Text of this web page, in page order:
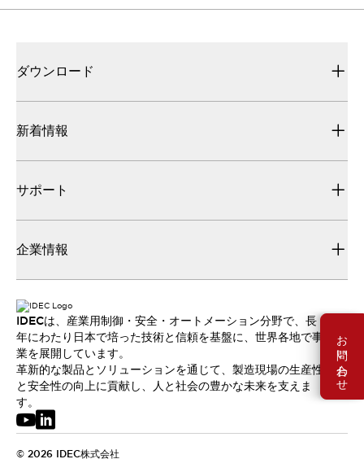
お問い合わせ
ダウンロード
新着情報
サポート
企業情報
IDECは、産業用制御・安全・オートメーション分野で、長
年にわたり日本で培った技術と信頼を基盤に、世界各地で事
業を展開しています。
革新的な製品とソリューションを通じて、製造現場の生産性
と安全性の向上に貢献し、人と社会の豊かな未来を支えま
す。
© 2026 IDEC株式会社